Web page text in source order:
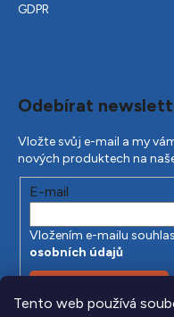
Tento web používá
GDPR
Odebírat
Vložte svůj e-mail a my
nových produktech na
E-mail
Vložením e-mailu
osobních údajů
PŘIHLÁSIT SE